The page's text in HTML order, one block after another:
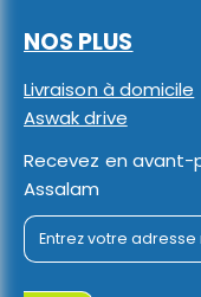
NOS PLUS
Livraison à domicile
Aswak drive
Recevez en
Assalam